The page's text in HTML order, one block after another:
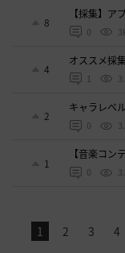
8
【採集】ア
0
4
オススメ採
1
2
キャラレベ
0
1
【音楽コ
0
1 2 3 4